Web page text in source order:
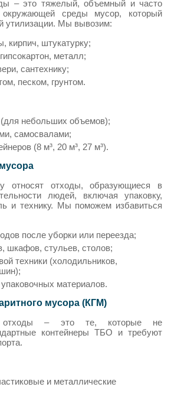
– это тяжелый, объемный и часто
окружающей среды мусор, который
утилизации. Мы вывозим:
кирпич, штукатурку;
металл;
сантехнику;
песком, грунтом.
небольших объемов);
самосвалами;
(8 м³, 20 м³, 27 м³).
относят отходы, образующиеся в
людей, включая упаковку,
и технику. Мы поможем избавиться
после уборки или переезда;
шкафов, стульев, столов;
техники (холодильников,
упаковочных материалов.
мусора (КГМ)
отходы – это те, которые не
контейнеры ТБО и требуют
и металлические